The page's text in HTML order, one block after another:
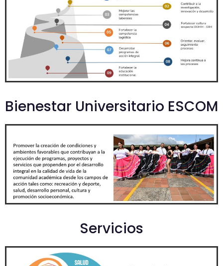
Bienestar Universitario ESCOM
Servicios